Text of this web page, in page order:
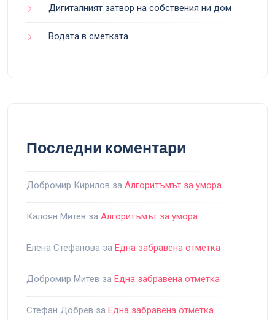
Дигиталният затвор на собствения ни дом
Водата в сметката
Последни коментари
Добромир Кирилов за Алгоритъмът за умора
Калоян Митев за Алгоритъмът за умора
Елена Стефанова за Една забравена отметка
Добромир Митев за Една забравена отметка
Стефан Добрев за Една забравена отметка